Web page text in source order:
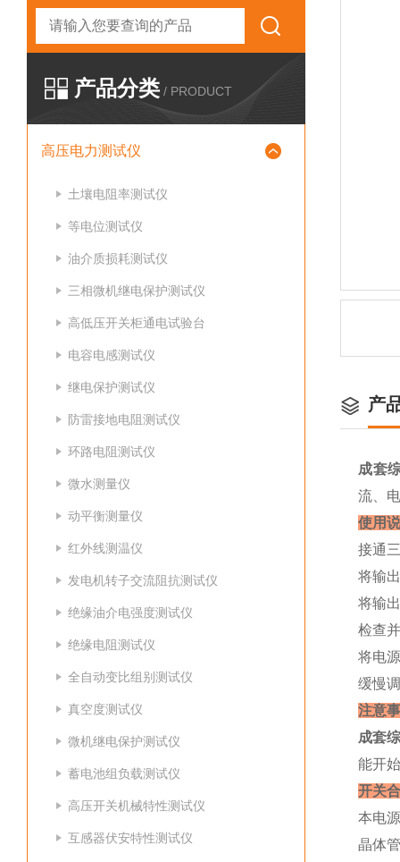
产品分类 / PRODUCT
高压电力测试仪
土壤电阻率测试仪
等电位测试仪
油介质损耗测试仪
三相微机继电保护测试仪
高低压开关柜通电试验台
电容电感测试仪
继电保护测试仪
防雷接地电阻测试仪
环路电阻测试仪
微水测量仪
动平衡测量仪
红外线测温仪
发电机转子交流阻抗测试仪
绝缘油介电强度测试仪
绝缘电阻测试仪
全自动变比组别测试仪
真空度测试仪
微机继电保护测试仪
蓄电池组负载测试仪
高压开关机械特性测试仪
互感器伏安特性测试仪
产
成套
流、
使用
接通
将输
将输
检查
将电
缓慢
注意
成套
能开
开关
本电
晶体